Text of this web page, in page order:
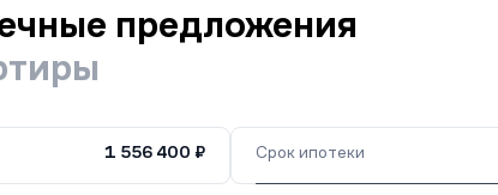
предложения
1 556 400 ₽ Срок ипотеки